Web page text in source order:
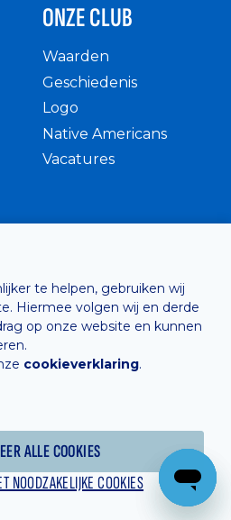
te helpen, gebruiken wij
Hiermee volgen wij en derde
op onze website en kunnen
cookieverklaring.
ALLE COOKIES
NOODZAKELIJKE COOKIES
ONZE CLUB
Waarden
Geschiedenis
Logo
Native Americans
Vacatures